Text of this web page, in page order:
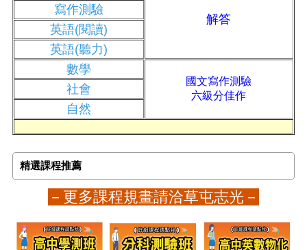
解答
寫作測驗
英語(閱讀)
英語(聽力)
數學
國文寫作測驗
六級分佳作
社會
自然
精選課程推薦
－更多課程規畫請洽草屯志光－